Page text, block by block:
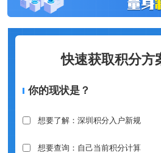
快速获取积分方
你的现状是？
想要了解：深圳积分入户新规
想要查询：自己当前积分计算